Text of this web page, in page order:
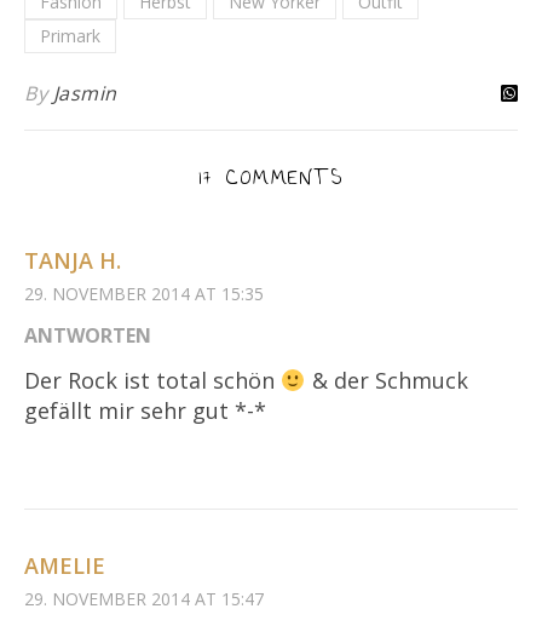
Primark
ByJasmin
17 COMMENTS
TANJA H.
29. NOVEMBER 2014 AT 15:35
ANTWORTEN
Der Rock ist total schön
& der Schmuck
gefällt mir sehr gut *-*
AMELIE
29. NOVEMBER 2014 AT 15:47